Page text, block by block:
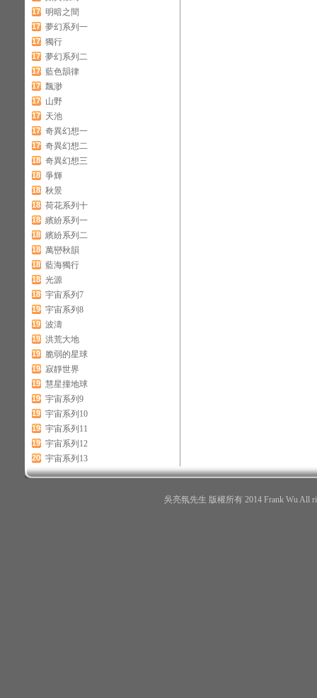
170 明暗之間
171 夢幻系列一
172 獨行
173 夢幻系列二
174 藍色韻律
175 飄渺
176 山野
177 天池
178 奇異幻想一
179 奇異幻想二
180 奇異幻想三
181 爭輝
182 秋景
183 荷花系列十
184 繽紛系列一
185 繽紛系列二
186 萬巒秋韻
187 藍海獨行
188 光源
189 宇宙系列7
190 宇宙系列8
191 波濤
192 洪荒大地
193 脆弱的星球
194 寂靜世界
195 慧星撞地球
196 宇宙系列9
197 宇宙系列10
198 宇宙系列11
199 宇宙系列12
200 宇宙系列13
吳亮氛先生 版權所有 2014 Frank Wu All